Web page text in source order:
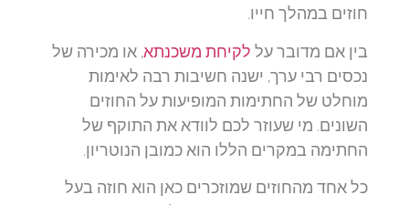
חוזים במהלך חייו.
בין אם מדובר עללקיחת משכנתא, או מכירה של
נכסים רבי ערך, ישנה חשיבות רבה לאימות
מוחלט של החתימות המופיעות על החוזים
השונים. מי שעוזר לכם לוודא את התוקף של
החתימה במקרים הללו הוא כמובן הנוטריון.
כל אחד מהחוזים שמוזכרים כאן הוא חוזה בעל